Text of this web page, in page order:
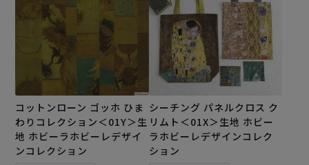
コットンローン ゴッホ ひま
わりコレクション＜01Y＞生
地 ホビーラホビーレデザイ
ンコレクション
シーチング パネルクロス ク
リムト＜01X＞生地 ホビー
ラホビーレデザインコレク
ション